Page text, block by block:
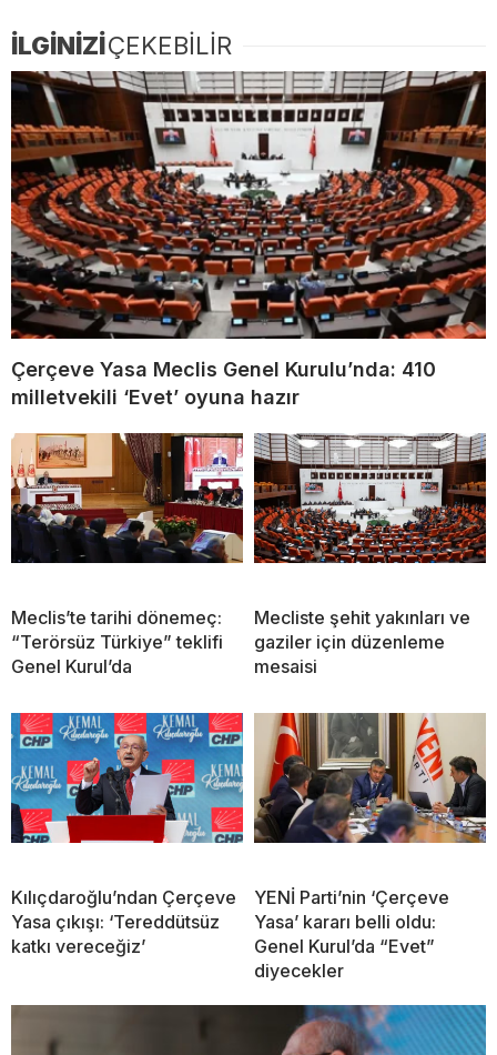
İLGİNİZİÇEKEBİLİR
Çerçeve Yasa Meclis Genel Kurulu’nda: 410
milletvekili ‘Evet’ oyuna hazır
Meclis’te tarihi dönemeç:
“Terörsüz Türkiye” teklifi
Genel Kurul’da
Mecliste şehit yakınları ve
gaziler için düzenleme
mesaisi
Kılıçdaroğlu’ndan Çerçeve
Yasa çıkışı: ‘Tereddütsüz
katkı vereceğiz’
YENİ Parti’nin ‘Çerçeve
Yasa’ kararı belli oldu:
Genel Kurul’da “Evet”
diyecekler